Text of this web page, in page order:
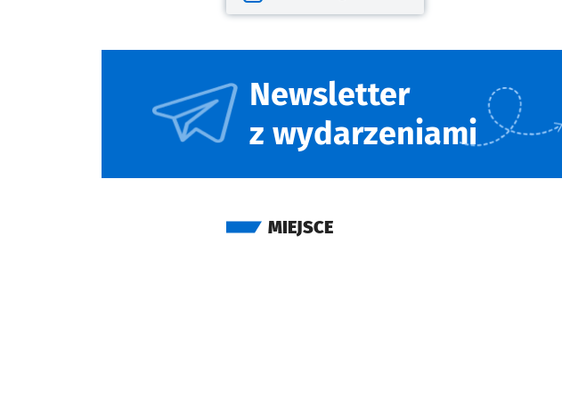
Newsletter
z wydarzeniami
MIEJSCE